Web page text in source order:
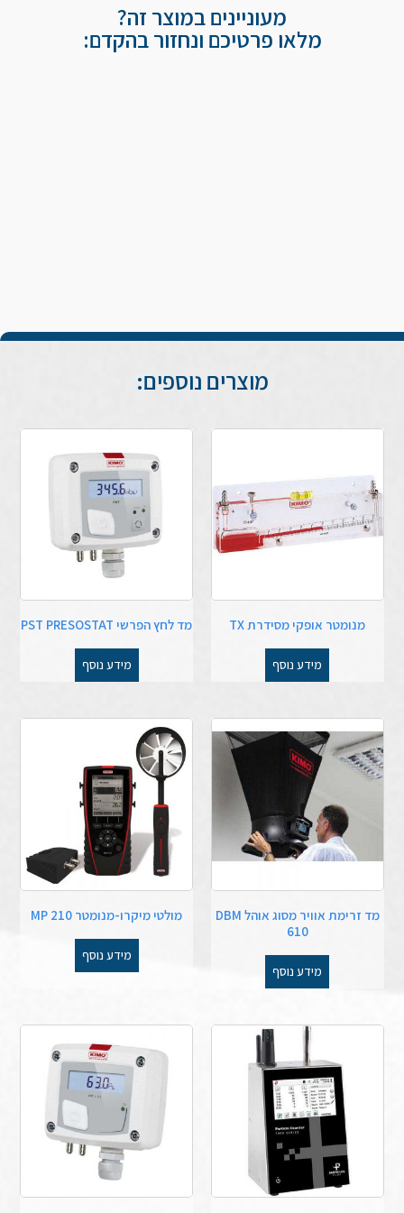
מעוניינים במוצר זה?
מלאו פרטיכם ונחזור בהקדם:
מוצרים נוספים:
מנומטר אופקי מסידרת TX
מידע נוסף
מד לחץ הפרשי PST PRESOSTAT
מידע נוסף
מד זרימת אוויר מסוג אוהל DBM
610
מידע נוסף
מולטי מיקרו-מנומטר MP 210
מידע נוסף